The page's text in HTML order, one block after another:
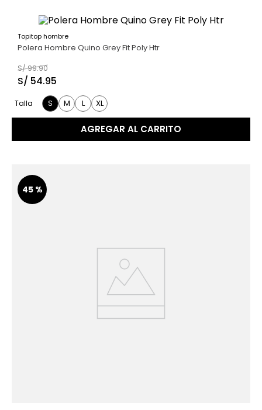
45 %
Topitop hombre
Polera Hombre Quino Grey Fit Poly Htr
S/99.90
S/ 54.95
Talla S M L XL
AGREGAR AL CARRITO
45 %